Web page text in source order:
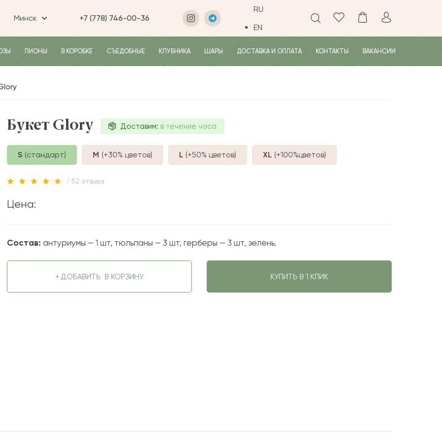
Минск +7 (778) 746-00-36
RU
EN
ПИОНЫ В КОРОБКЕ СЪЕДОБНЫЕ КЛУБНИКА ШАРЫ ДОСТАВКА И ОПЛАТА КОНТАКТЫ ВАКАНСИИ
Букет Glory Доставим: в течение часа
S (стандарт) M (+30% цветов) L (+50% цветов) XL (+100%цветов)
/ 52 отзыва
Цена:
Состав: антуриумы — 1 шт, тюльпаны — 3 шт, герберы — 3 шт, зелень.
+ ДОБАВИТЬ В КОРЗИНУ КУПИТЬ В 1 КЛИК